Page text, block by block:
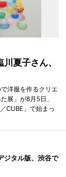
夏子さん、
洋服を作るクリエ
展」が8月5日、
CUBE」で始まっ
ジタル版、渋谷で